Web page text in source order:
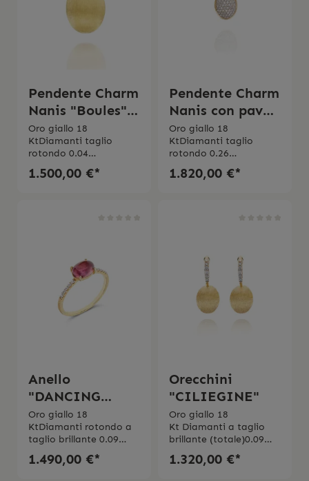
Pendente Charm
Nanis "Boules"
grande
Oro giallo 18
KtDiamanti taglio
rotondo 0.04
ct Purezza VSColore
GMade in Italy
1.500,00 €*
Pendente Charm
Nanis con pavé
di diamanti
"Boules"
Oro giallo 18
KtDiamanti taglio
rotondo 0.26
ct Purezza VSColore
GMade in Italy
1.820,00 €*
Anello
"DANCING
TOURMALINES"
Oro giallo 18
KtDiamanti rotondo a
taglio brillante 0.09
ctPurezza VSColore
GTormalina Peso 1.50
1.490,00 €*
Orecchini
"CILIEGINE"
Oro giallo 18
Kt Diamanti a taglio
brillante (totale)0.09
ct Purezza VSColore
GMade in Italy
1.320,00 €*